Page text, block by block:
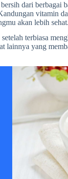
dari berbagai
vitamin
akan lebih sehat.
terbiasa
lainnya yang